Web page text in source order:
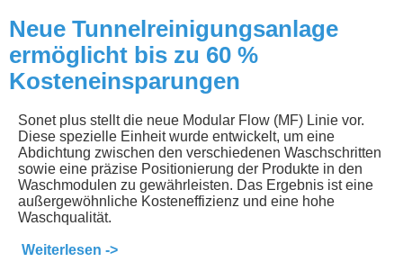
Neue Tunnelreinigungsanlage
ermöglicht bis zu 60 %
Kosteneinsparungen
Sonet plus stellt die neue Modular Flow (MF) Linie vor.
Diese spezielle Einheit wurde entwickelt, um eine
Abdichtung zwischen den verschiedenen Waschschritten
sowie eine präzise Positionierung der Produkte in den
Waschmodulen zu gewährleisten. Das Ergebnis ist eine
außergewöhnliche Kosteneffizienz und eine hohe
Waschqualität.
Weiterlesen ->